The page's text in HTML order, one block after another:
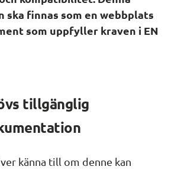
ska finnas som en webbplats
som uppfyller kraven i EN
tillgänglig
känna till om denne kan